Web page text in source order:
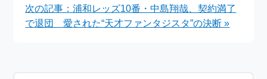
次の記事：浦和レッズ10番・中島翔哉、契約満了
で退団 愛された“天才ファンタジスタ”の決断 »